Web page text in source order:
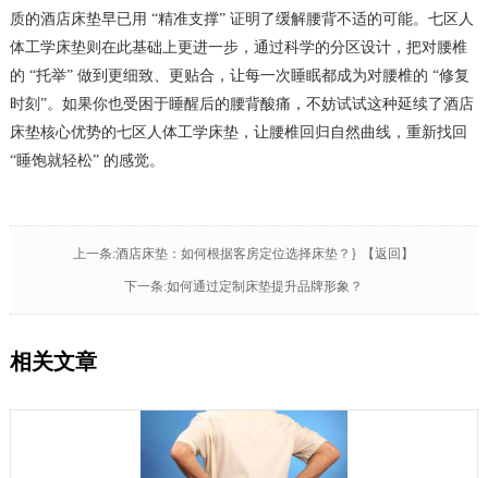
质的酒店床垫早已用 “精准支撑” 证明了缓解腰背不适的可能。七区人
体工学床垫则在此基础上更进一步，通过科学的分区设计，把对腰椎
的 “托举” 做到更细致、更贴合，让每一次睡眠都成为对腰椎的 “修复
时刻”。如果你也受困于睡醒后的腰背酸痛，不妨试试这种延续了酒店
床垫核心优势的七区人体工学床垫，让腰椎回归自然曲线，重新找回
“睡饱就轻松” 的感觉。
上一条:酒店床垫：如何根据客房定位选择床垫？} 【返回】
下一条:如何通过定制床垫提升品牌形象？
相关文章